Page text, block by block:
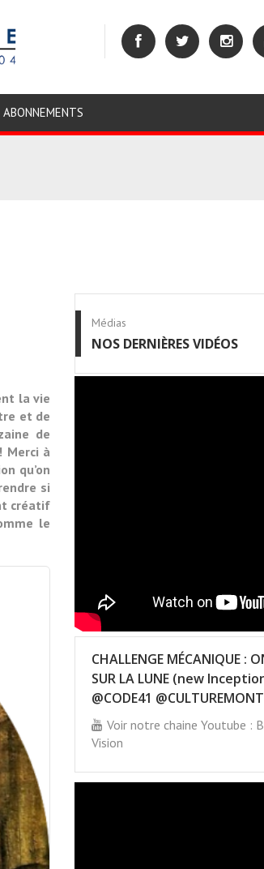
ABONNEMENTS
la vie
et de
de
Merci à
qu’on
si
créatif
le
Médias
NOS DERNIÈRES VIDÉOS
CHALLENGE MÉCANIQUE :
SUR LA LUNE (new
@CODE41
Voir notre chaine Youtube :
Vision